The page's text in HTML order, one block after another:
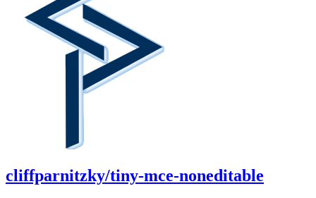
cliffparnitzky/tiny-mce-noneditable